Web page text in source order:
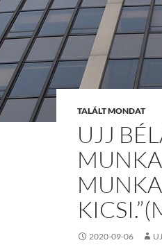
TALÁLT MONDAT
UJJ
2020-09-06